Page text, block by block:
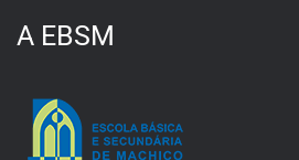
A EBSM